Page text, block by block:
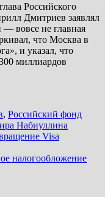
Российского
Дмитриев заявлял
вовсе не главная
что Москва в
и указал, что
миллиардов
, Российский фонд
Набиуллина
Visa
налогообложение